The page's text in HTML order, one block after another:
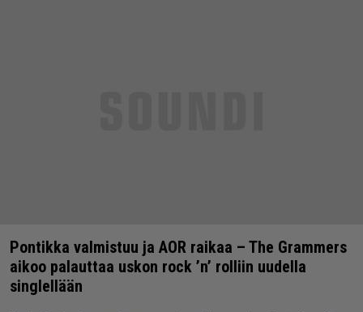
Pontikka valmistuu ja AOR raikaa – The Grammers
aikoo palauttaa uskon rock ’n’ rolliin uudella
singlellään